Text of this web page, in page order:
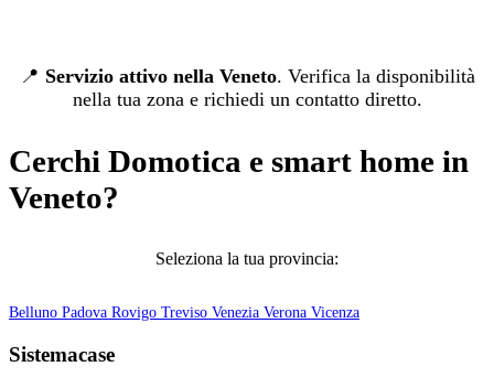
📍 Servizio attivo nella Veneto. Verifica la disponibilità
nella tua zona e richiedi un contatto diretto.
Cerchi Domotica e smart home in
Veneto?
Seleziona la tua provincia:
Belluno Padova Rovigo Treviso Venezia Verona Vicenza
Sistemacase